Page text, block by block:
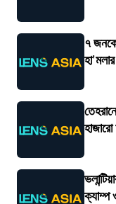
৭ জনকে
হা'মলার
ক্যাম্প